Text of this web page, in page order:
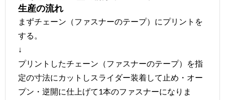
生産の流れ
まずチェーン（ファスナーのテープ）にプリントを
する。
↓
プリントしたチェーン（ファスナーのテープ）を指
定の寸法にカットしスライダー装着して止め・オー
プン・逆開に仕上げて1本のファスナーになりま